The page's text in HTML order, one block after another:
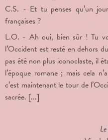
C.S. - Et tu penses qu’un
françaises ?
L.O. - Ah oui, bien sûr ! Tu
l’Occident est resté en dehors
pas été non plus iconoclaste, il
l’époque romane ; mais cela
c’est maintenant le tour de
sacrée. [...]